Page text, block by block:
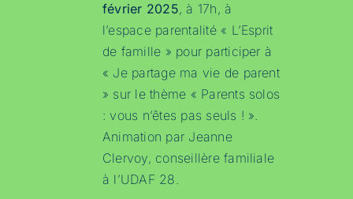
février 2025, à 17h, à
l’espace parentalité « L’Esprit
de famille » pour participer à
« Je partage ma vie de parent
» sur le thème « Parents solos
: vous n’êtes pas seuls ! ».
Animation par Jeanne
Clervoy, conseillère familiale
à l’UDAF 28.